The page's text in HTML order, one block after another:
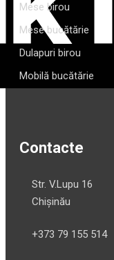
Mese birou
Mese bucătărie
Dulapuri birou
Mobilă bucătărie
Contacte
Str. V.Lupu 16
Chișinău
+373 79 155 514